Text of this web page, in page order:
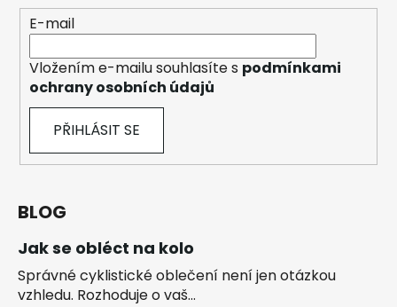
E-mail
Vložením e-mailu souhlasíte s podmínkami
ochrany osobních údajů
PŘIHLÁSIT SE
BLOG
Jak se obléct na kolo
Správné cyklistické oblečení není jen otázkou
vzhledu. Rozhoduje o vaš...